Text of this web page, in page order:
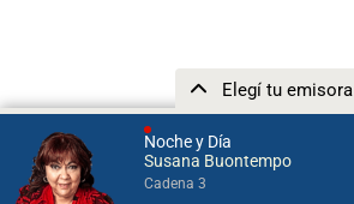
Noche y Día
Susana Buontempo
Cadena 3
Elegí tu emisora